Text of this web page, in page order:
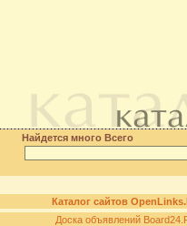
Найдется много Всего
Каталог сайтов
Доска объявлений